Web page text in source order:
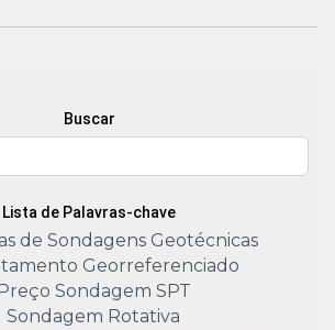
Buscar
Lista de Palavras-chave
de Sondagens Geotécnicas
Georreferenciado
Sondagem SPT
Sondagem Rotativa